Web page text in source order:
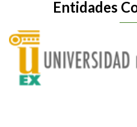
Entidades